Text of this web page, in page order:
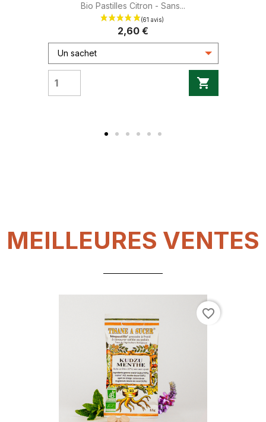
Bio Pastilles Citron - Sans...
2,60 €
Un sachet

MEILLEURES VENTES
favorite_border